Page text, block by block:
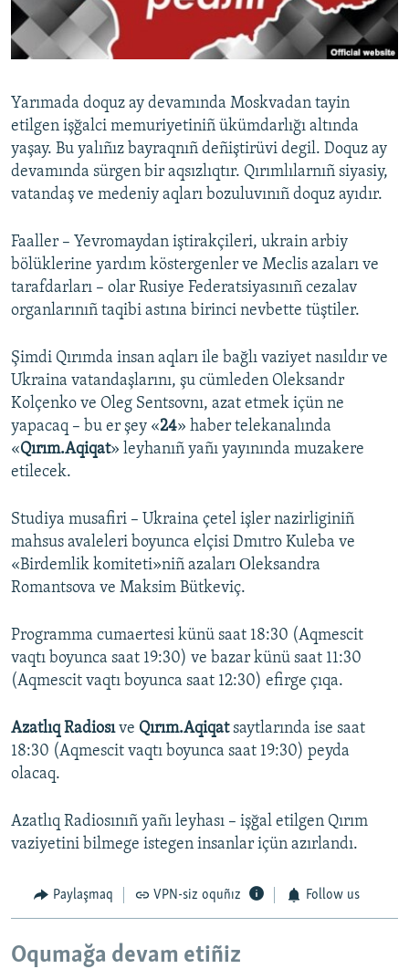
Русский
Українською
QOŞULIÑIZ!
RFE/RS bütün saytları
Yarımada doquz ay devamında Moskvadan tayin
etilgen işğalci memuriyetiniñ ükümdarlığı altında
yaşay. Bu yalıñız bayraqnıñ deñiştirüvi degil. Doquz ay
devamında sürgen bir aqsızlıqtır. Qırımlılarnıñ siyasiy,
vatandaş ve medeniy aqları bozuluvınıñ doquz ayıdır.
Faaller – Yevromaydan iştirakçileri, ukrain arbiy
bölüklerine yardım köstergenler ve Meclis azaları ve
tarafdarları – olar Rusiye Federatsiyasınıñ cezalav
organlarınıñ taqibi astına birinci nevbette tüştiler.
Şimdi Qırımda insan aqları ile bağlı vaziyet nasıldır ve
Ukraina vatandaşlarını, şu cümleden Oleksandr
Kolçenko ve Oleg Sentsovnı, azat etmek içün ne
yapacaq – bu er şey «24» haber telekanalında
«Qırım.Aqiqat» leyhanıñ yañı yayınında muzakere
etilecek.
Studiya musafiri – Ukraina çetel işler nazirliginiñ
mahsus avaleleri boyunca elçisi Dmıtro Kuleba ve
«Birdemlik komiteti»niñ azaları Оleksandra
Romantsova ve Maksim Bütkeviç.
Programma cumaertesi künü saat 18:30 (Aqmescit
vaqtı boyunca saat 19:30) ve bazar künü saat 11:30
(Aqmescit vaqtı boyunca saat 12:30) efirge çıqa.
Azatlıq Radiosıve Qırım.Aqiqatsaytlarında ise saat
18:30 (Aqmescit vaqtı boyunca saat 19:30) peyda
olacaq.
Azatlıq Radiosınıñ yañı leyhası – işğal etilgen Qırım
vaziyetini bilmege istegen insanlar içün azırlandı.
Paylaşmaq VPN-siz oquñız Follow us
Oqumağa devam etiñiz